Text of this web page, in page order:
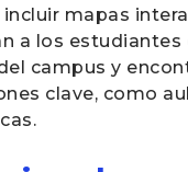
incluir mapas
a los estudiantes
campus y
clave, como